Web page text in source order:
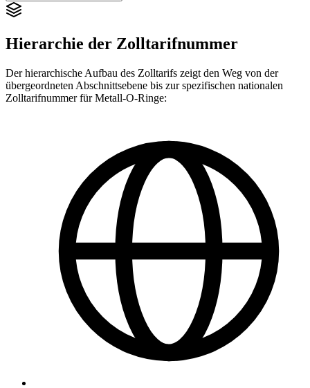
Hierarchie der Zolltarifnummer
Der hierarchische Aufbau des Zolltarifs zeigt den Weg von der
übergeordneten Abschnittsebene bis zur spezifischen nationalen
Zolltarifnummer für Metall-O-Ringe: